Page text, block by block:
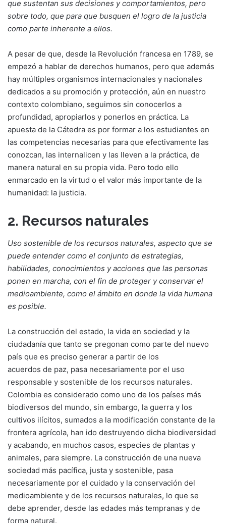
que sustentan sus decisiones y comportamientos, pero
sobre todo, que para que busquen el logro de la justicia
como parte inherente a ellos.
A pesar de que, desde la Revolución francesa en 1789, se
empezó a hablar de derechos humanos, pero que además
hay múltiples organismos internacionales y nacionales
dedicados a su promoción y protección, aún en nuestro
contexto colombiano, seguimos sin conocerlos a
profundidad, apropiarlos y ponerlos en práctica. La
apuesta de la Cátedra es por formar a los estudiantes en
las competencias necesarias para que efectivamente las
conozcan, las internalicen y las lleven a la práctica, de
manera natural en su propia vida. Pero todo ello
enmarcado en la virtud o el valor más importante de la
humanidad: la justicia.
2. Recursos naturales
Uso sostenible de los recursos naturales, aspecto que se
puede entender como el conjunto de estrategias,
habilidades, conocimientos y acciones que las personas
ponen en marcha, con el fin de proteger y conservar el
medioambiente, como el ámbito en donde la vida humana
es posible.
La construcción del estado, la vida en sociedad y la
ciudadanía que tanto se pregonan como parte del nuevo
país que es preciso generar a partir de los
acuerdos de paz, pasa necesariamente por el uso
responsable y sostenible de los recursos naturales.
Colombia es considerado como uno de los países más
biodiversos del mundo, sin embargo, la guerra y los
cultivos ilícitos, sumados a la modificación constante de la
frontera agrícola, han ido destruyendo dicha biodiversidad
y acabando, en muchos casos, especies de plantas y
animales, para siempre. La construcción de una nueva
sociedad más pacífica, justa y sostenible, pasa
necesariamente por el cuidado y la conservación del
medioambiente y de los recursos naturales, lo que se
debe aprender, desde las edades más tempranas y de
forma natural.